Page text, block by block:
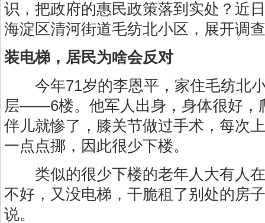
识，把政府的惠民政策落到实处？近
海淀区清河街道毛纺北小区，展开调
装电梯，居民为啥会反对
今年71岁的李恩平，家住毛纺北小
层——6楼。他军人出身，身体很好，
伴儿就惨了，膝关节做过手术，每次
一点点挪，因此很少下楼。
类似的很少下楼的老年人大有人在
不好，又没电梯，干脆租了别处的房
说。